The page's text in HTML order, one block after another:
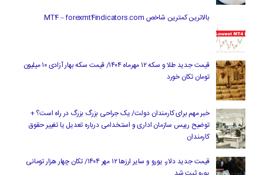
بالاترین کمترین شاخص MT4 – forexmt4indicators.com
قیمت جدید طلا و سکه ۱۲ مهرماه ۱۴۰۴/ قیمت سکه بهار آزادی ۱۰ میلیون
تومان تکان خورد
خبر مهم برای کارمندان دولت/ یک جراحی بزرگ بزرگ در راه است؟ +
توضیح رییس سازمان اداری و استخدامی درباره تعدیل یا تغییر حقوق
کارمندان
قیمت جدید دلار، یورو و سایر ارزها ۱۲ مهر ۱۴۰۴/ تکان چهار هزار تومانی